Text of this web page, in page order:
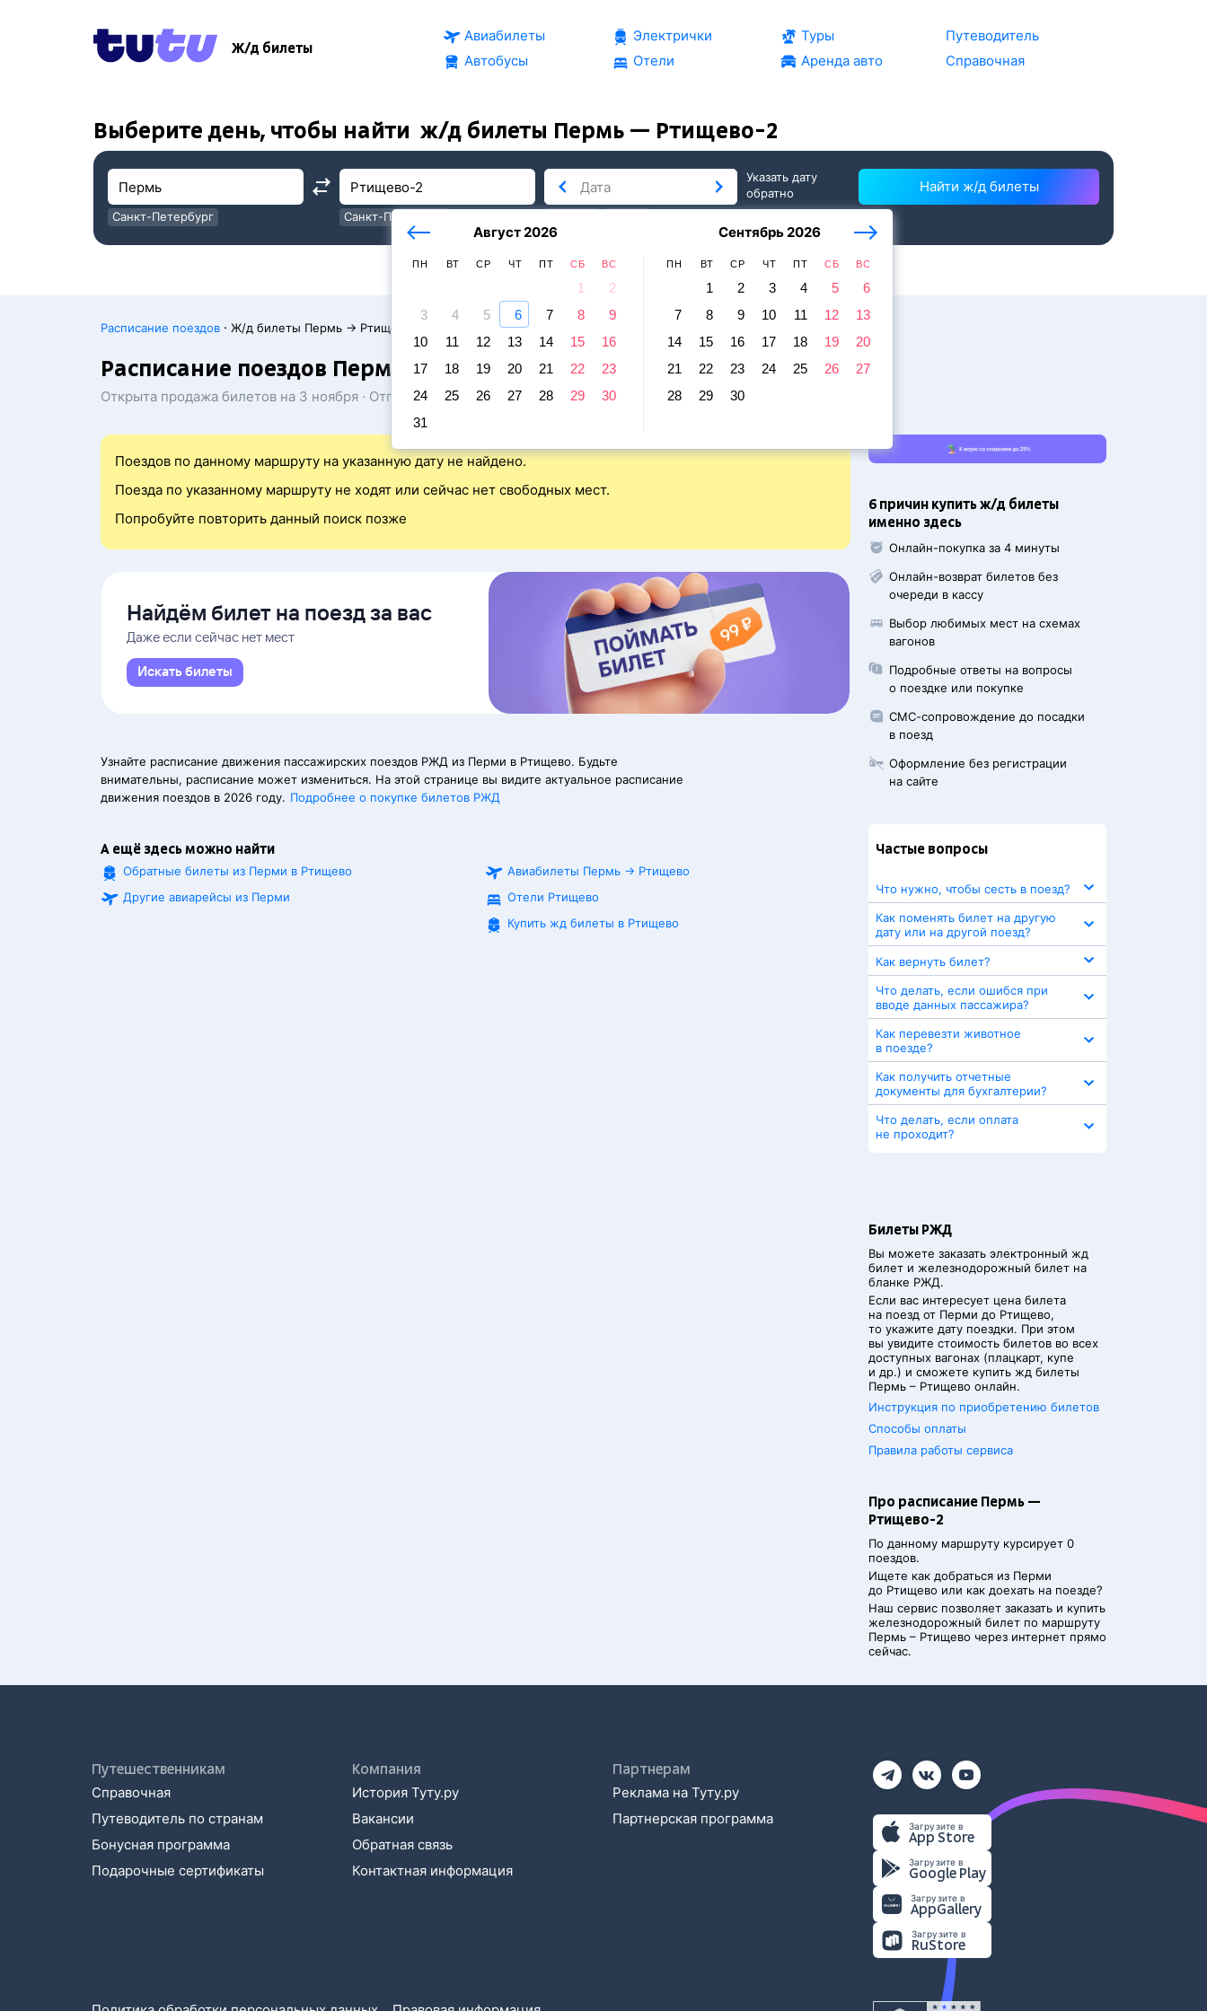
Ж/д билеты
Авиабилеты
Автобусы
Электрички
Отели
Туры
Аренда авто
Путеводитель
Справочная
Выберите день, чтобы найти ж/д билеты Пермь — Ртищево-2
Санкт-Петербург
Санкт-Петербург
Август 2026
ПН ВТ СР ЧТ ПТ СБ ВС
1
2
3
4 5 6 7 8
9
10
11 12 13 14 15
16
17
18 19 20 21 22
23
24
25 26 27 28 29
30
31
Сентябрь 2026
ПН ВТ СР ЧТ ПТ СБ ВС
1 2 3 4 5
6
7
8 9 10 11 12
13
14
15 16 17 18 19
20
21
22 23 24 25 26
27
28
29 30
послезавтра
Указать дату
обратно
Найти ж/д билеты
Расписание поездов · Ж/д билеты Пермь → Ртищево
Расписание поездов Пермь — Ртищево-2
Открыта продажа билетов на 3 ноября · Отправление и прибытие по местному времени. Цены за 1 пассажира
Поездов по данному маршруту на указанную дату не найдено.
Поезда по указанному маршруту не ходят или сейчас нет свободных мест.
Попробуйте повторить данный поиск позже
Найдём билет на поезд за вас
Даже если сейчас нет мест
Искать билеты
Узнайте расписание движения пассажирских поездов РЖД из Перми в Ртищево. Будьте
внимательны, расписание может измениться. На этой странице вы видите актуальное расписание
движения поездов в 2026 году. Подробнее о покупке билетов РЖД
А ещё здесь можно найти
Обратные билеты из Перми в Ртищево
Другие авиарейсы из Перми
Авиабилеты Пермь→ Ртищево
Отели Ртищево
Купить жд билеты в Ртищево
6 причин купить ж/д билеты
именно здесь
Онлайн-покупка за 4 минуты
Онлайн-возврат билетов без
очереди в кассу
Выбор любимых мест на схемах
вагонов
Подробные ответы на вопросы
о поездке или покупке
СМС-сопровождение до посадки
в поезд
Оформление без регистрации
на сайте
Частые вопросы
Что нужно, чтобы сесть в поезд?
Как поменять билет на другую
дату или на другой поезд?
Как вернуть билет?
Что делать, если ошибся при
вводе данных пассажира?
Как перевезти животное
в поезде?
Как получить отчетные
документы для бухгалтерии?
Что делать, если оплата
не проходит?
Билеты РЖД
Вы можете заказать электронный жд
билет и железнодорожный билет на
бланке РЖД.
Если вас интересует цена билета
на поезд от Перми до Ртищево,
то укажите дату поездки. При этом
вы увидите стоимость билетов во всех
доступных вагонах (плацкарт, купе
и др.) и сможете купить жд билеты
Пермь – Ртищево онлайн.
Инструкция по приобретению билетов
Способы оплаты
Правила работы сервиса
Про расписание Пермь —
Ртищево-2
По данному маршруту курсирует 0
поездов.
Ищете как добраться из Перми
до Ртищево или как доехать на поезде?
Наш сервис позволяет заказать и купить
железнодорожный билет по маршруту
Пермь – Ртищево через интернет прямо
сейчас.
Путешественникам
Справочная
Путеводитель по странам
Бонусная программа
Подарочные сертификаты
Компания
История Туту.ру
Вакансии
Обратная связь
Контактная информация
Партнерам
Реклама на Туту.ру
Партнерская программа
Загрузите в
App Store
Загрузите в
Google Play
Загрузите в
AppGallery
Загрузите в
RuStore